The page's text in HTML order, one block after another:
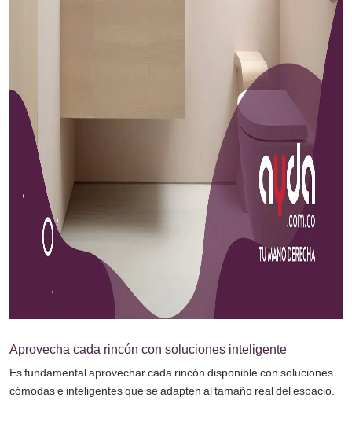
Aprovecha cada rincón con soluciones inteligente
Es fundamental aprovechar cada rincón disponible con soluciones
cómodas e inteligentes que se adapten al tamaño real del espacio.